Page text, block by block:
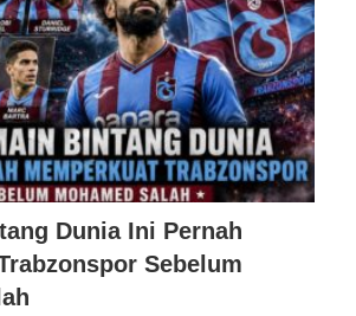
Dunia Ini Pernah
Sebelum